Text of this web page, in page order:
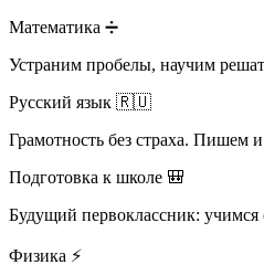
Математика ➗
Устраним пробелы, научим
Русский язык 🇷🇺
Грамотность без страха. Пишем
Подготовка к школе 🎒
Будущий первоклассник: учимся
Физика ⚡